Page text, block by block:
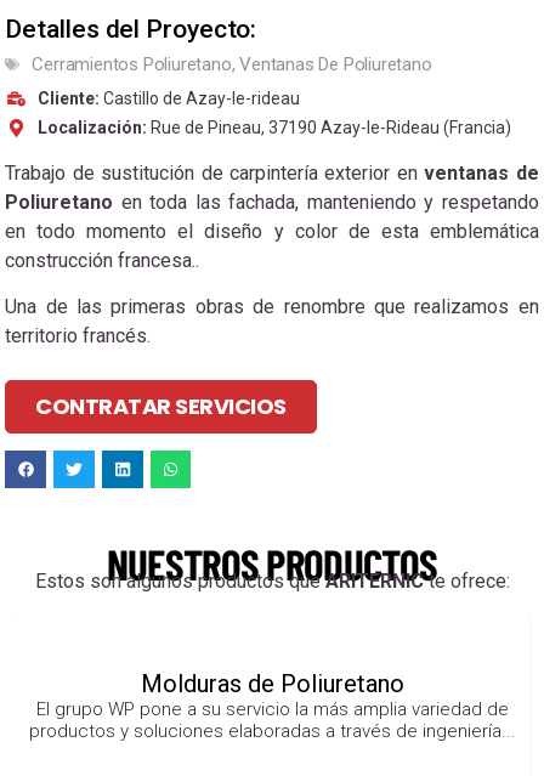
Detalles del Proyecto:
Cerramientos Poliuretano,Ventanas De Poliuretano
Cliente:Castillo de Azay-le-rideau
Localización: Rue de Pineau, 37190 Azay-le-Rideau (Francia)
Trabajo de sustitución de carpintería exterior enventanas de
Poliuretano en toda las fachada, manteniendo y respetando
en todo momento el diseño y color de esta emblemática
construcción francesa..
Una de las primeras obras de renombre que realizamos en
territorio francés.
CONTRATAR SERVICIOS
NUESTROS PRODUCTOS
Estos son algunos productos queARITERNICte ofrece:
Molduras de Poliuretano
El grupo WP pone a su servicio la más amplia variedad de
productos y soluciones elaboradas a través de ingeniería...